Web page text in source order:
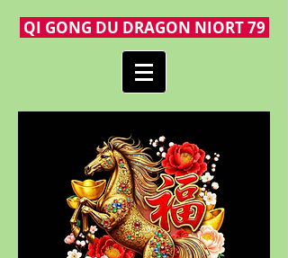
QI GONG DU DRAGON NIORT 79